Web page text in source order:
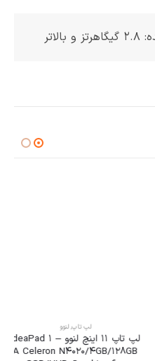
لپ تاپ,لنوو
لپ تاپ 11 اینچ لنوو IdeaPad 1 –
A Celeron N4020/4GB/128GB